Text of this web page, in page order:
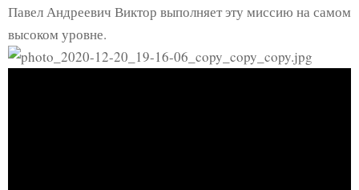
Павел Андреевич Виктор выполняет эту миссию на самом
высоком уровне.